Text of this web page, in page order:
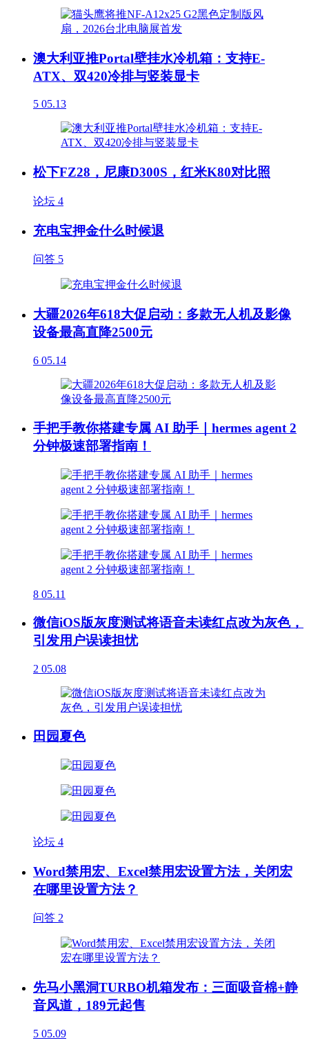
澳大利亚推Portal壁挂水冷机箱：支持E-
ATX、双420冷排与竖装显卡
5 05.13
松下FZ28，尼康D300S，红米K80对比照
论坛 4
充电宝押金什么时候退
问答 5
大疆2026年618大促启动：多款无人机及影像
设备最高直降2500元
6 05.14
手把手教你搭建专属 AI 助手｜hermes agent 2
分钟极速部署指南！
8 05.11
微信iOS版灰度测试将语音未读红点改为灰色，
引发用户误读担忧
2 05.08
田园夏色
论坛 4
Word禁用宏、Excel禁用宏设置方法，关闭宏
在哪里设置方法？
问答 2
先马小黑洞TURBO机箱发布：三面吸音棉+静
音风道，189元起售
5 05.09